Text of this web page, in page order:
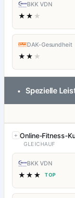
BKK VDN
★★ ★
DAK-Gesundheit
★★ ★
• Spezielle
Online-Fitness-
GLEICHAUF
BKK VDN
★★★ TOP